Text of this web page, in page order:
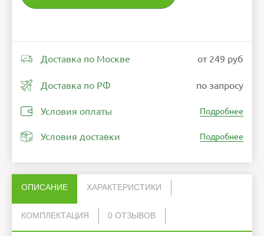
Доставка по Москве от 249 руб
Доставка по РФ по запросу
Условия оплаты Подробнее
Условия доставки Подробнее
ОПИСАНИЕ ХАРАКТЕРИСТИКИ
КОМПЛЕКТАЦИЯ 0 ОТЗЫВОВ